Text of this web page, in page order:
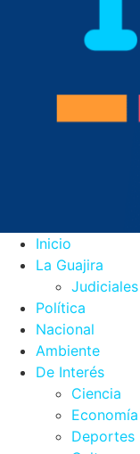
Inicio
La Guajira
Judiciales
Política
Nacional
Ambiente
De Interés
Ciencia
Economía
Deportes